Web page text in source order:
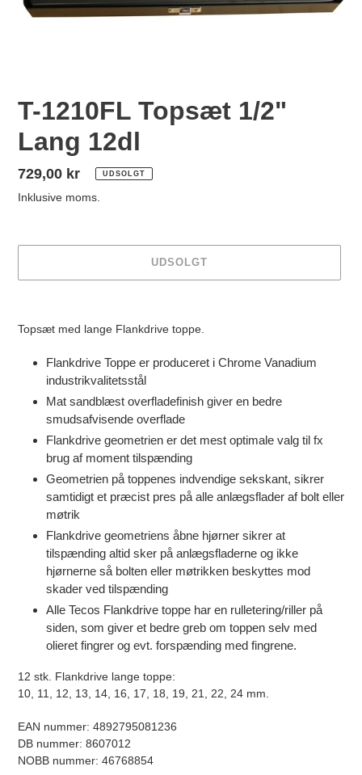
T-1210FL Topsæt 1/2"
Lang 12dl
Normalpris
729,00 kr UDSOLGT
Inklusive moms.
UDSOLGT
Topsæt med lange Flankdrive toppe.
Flankdrive Toppe er produceret i Chrome Vanadium
industrikvalitetsstål
Mat sandblæst overfladefinish giver en bedre
smudsafvisende overflade
Flankdrive geometrien er det mest optimale valg til fx
brug af moment tilspænding
Geometrien på toppenes indvendige sekskant, sikrer
samtidigt et præcist pres på alle anlægsflader af bolt eller
møtrik
Flankdrive geometriens åbne hjørner sikrer at
tilspænding altid sker på anlægsfladerne og ikke
hjørnerne så bolten eller møtrikken beskyttes mod
skader ved tilspænding
Alle Tecos Flankdrive toppe har en rulletering/riller på
siden, som giver et bedre greb om toppen selv med
olieret fingrer og evt. forspænding med fingrene.
12 stk. Flankdrive lange toppe:
10, 11, 12, 13, 14, 16, 17, 18, 19, 21, 22, 24 mm.
EAN nummer: 4892795081236
DB nummer: 8607012
NOBB nummer: 46768854